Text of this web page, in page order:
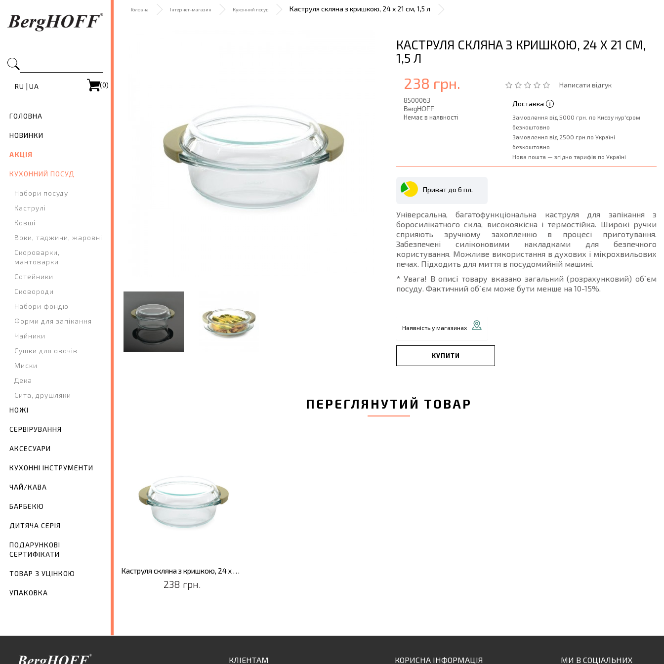
RU | UA (0)
ГОЛОВНА
НОВИНКИ
АКЦІЯ
КУХОННИЙ ПОСУД
Набори посуду
Каструлі
Ковші
Воки, таджини, жаровні
Скороварки,
мантоварки
Сотейники
Сковороди
Набори фондю
Форми для запікання
Чайники
Сушки для овочів
Миски
Дека
Сита, друшляки
НОЖІ
СЕРВІРУВАННЯ
АКСЕСУАРИ
КУХОННІ ІНСТРУМЕНТИ
ЧАЙ/КАВА
БАРБЕКЮ
ДИТЯЧА СЕРІЯ
ПОДАРУНКОВІ
СЕРТИФІКАТИ
ТОВАР З УЦІНКОЮ
УПАКОВКА
Головна Інтернет-магазин Кухонний посуд Каструля скляна з кришкою, 24 x 21 см, 1,5 л
КАСТРУЛЯ СКЛЯНА З КРИШКОЮ, 24 X 21 СМ,
1,5 Л
Написати відгук
238 грн.
8500063
BergHOFF
Немає в наявності
Доставка
Замовлення від 5000 грн. по Києву кур'єром
безкоштовно
Замовлення від 2500 грн.по Україні
безкоштовно
Нова пошта — згідно тарифів по Україні
Приват до 6 пл.
Універсальна, багатофункціональна каструля для запікання з
боросилікатного скла, високоякісна і термостійка. Широкі ручки
сприяють зручному захопленню в процесі приготування.
Забезпечені силіконовими накладками для безпечного
користування. Можливе використання в духових і мікрохвильових
печах. Підходить для миття в посудомийній машині.
* Увага! В описі товару вказано загальний (розрахунковий) об`єм
посуду. Фактичний об`єм може бути менше на 10-15%.
Наявність у магазинах
КУПИТИ
ПЕРЕГЛЯНУТИЙ ТОВАР
Каструля скляна з кришкою, 24 x 21 см, 1,5 л
238 грн.
КЛІЕНТАМ КОРИСНА ІНФОРМАЦІЯ
МИ В СОЦІАЛЬНИХ